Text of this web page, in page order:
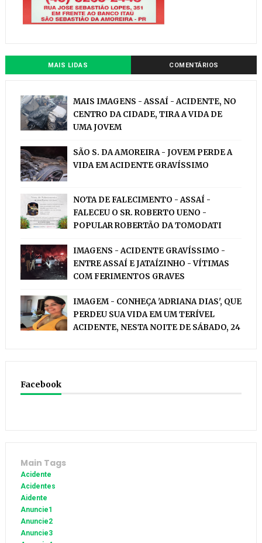
MAIS LIDAS COMENTÁRIOS
MAIS IMAGENS - ASSAÍ - ACIDENTE, NO
CENTRO DA CIDADE, TIRA A VIDA DE
UMA JOVEM
SÃO S. DA AMOREIRA - JOVEM PERDE A
VIDA EM ACIDENTE GRAVÍSSIMO
NOTA DE FALECIMENTO - ASSAÍ -
FALECEU O SR. ROBERTO UENO -
POPULAR ROBERTÃO DA TOMODATI
IMAGENS - ACIDENTE GRAVÍSSIMO -
ENTRE ASSAÍ E JATAÍZINHO - VÍTIMAS
COM FERIMENTOS GRAVES
IMAGEM - CONHEÇA 'ADRIANA DIAS', QUE
PERDEU SUA VIDA EM UM TERÍVEL
ACIDENTE, NESTA NOITE DE SÁBADO, 24
Facebook
Main Tags
Acidente
Acidentes
Aidente
Anuncie1
Anuncie2
Anuncie3